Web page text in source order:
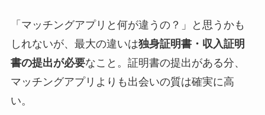
「マッチングアプリと何が違うの？」と思うかも
しれないが、最大の違いは独身証明書・収入証明
書の提出が必要なこと。証明書の提出がある分、
マッチングアプリよりも出会いの質は確実に高
い。